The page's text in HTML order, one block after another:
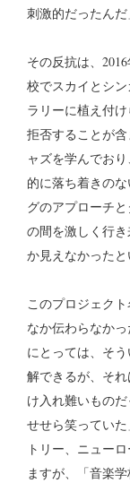
刺激的だったんだ
その反抗は、
校でスカイとシ
ラリーに植え付
拒否することが
ャズを学んでお
的に落ち着きの
グのアプローチ
の間を激しく行
か見えなかったと
このプロジェク
なか伝わらなか
にとっては、そ
解できるが、そ
け入れ難いもの
せせら笑ってい
トリー、ニュー
ますが、「音楽